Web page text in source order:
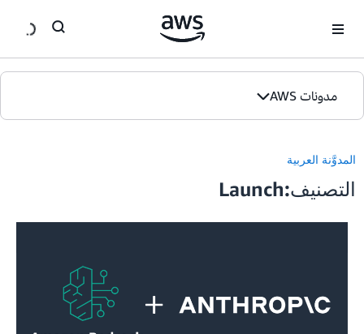
مدونات AWS
الصفحة الرئيسية
الإصدارات
المدوَّنة العربية
التصنيف:Launch